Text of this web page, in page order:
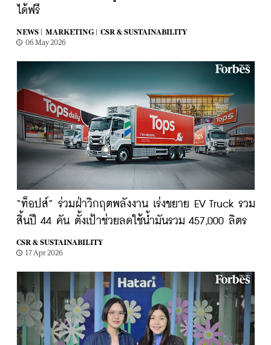
ได้ฟรี
NEWS | MARKETING |
CSR & SUSTAINABILITY
06 May 2026
“ท็อปส์” ร่วมฝ่าวิกฤตพลังงาน เร่งขยาย EV Truck รวม
สิ้นปี 44 คัน ตั้งเป้าช่วยลดใช้น้ำมันรวม 457,000 ลิตร
CSR & SUSTAINABILITY
17 Apr 2026